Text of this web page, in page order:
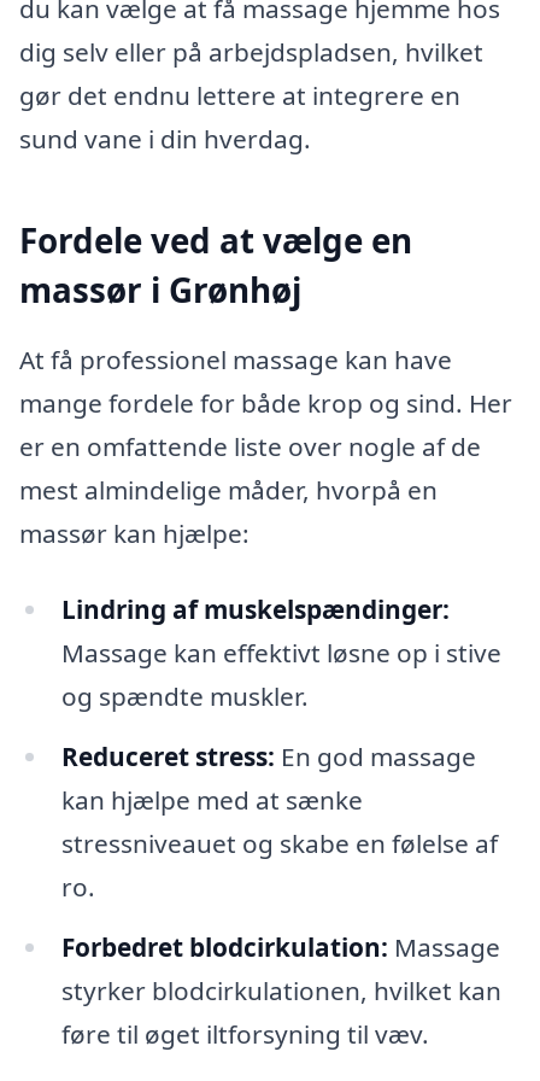
du kan vælge at få massage hjemme hos
dig selv eller på arbejdspladsen, hvilket
gør det endnu lettere at integrere en
sund vane i din hverdag.
Fordele ved at vælge en
massør i Grønhøj
At få professionel massage kan have
mange fordele for både krop og sind. Her
er en omfattende liste over nogle af de
mest almindelige måder, hvorpå en
massør kan hjælpe:
Lindring af muskelspændinger:
Massage kan effektivt løsne op i stive
og spændte muskler.
Reduceret stress: En god massage
kan hjælpe med at sænke
stressniveauet og skabe en følelse af
ro.
Forbedret blodcirkulation: Massage
styrker blodcirkulationen, hvilket kan
føre til øget iltforsyning til væv.